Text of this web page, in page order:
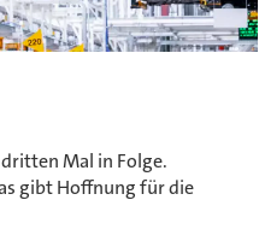
Mal in Folge.
gibt Hoffnung für die